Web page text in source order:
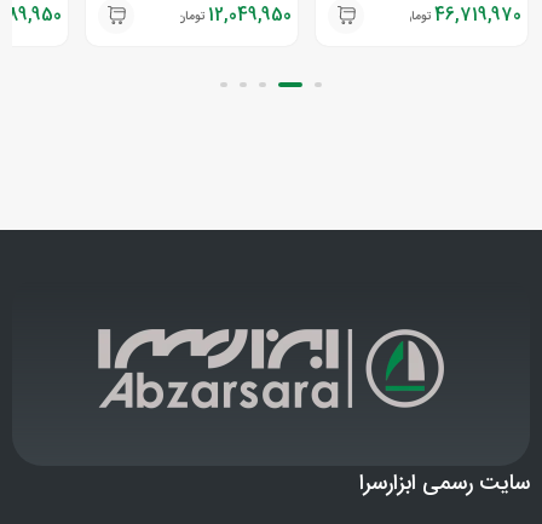
46,719,970 تومان 12,049,950 تومان
سایت رسمی ابزارسرا